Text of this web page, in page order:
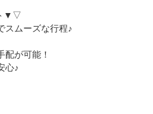
▼▽
スムーズな行程♪
配が可能！
心♪